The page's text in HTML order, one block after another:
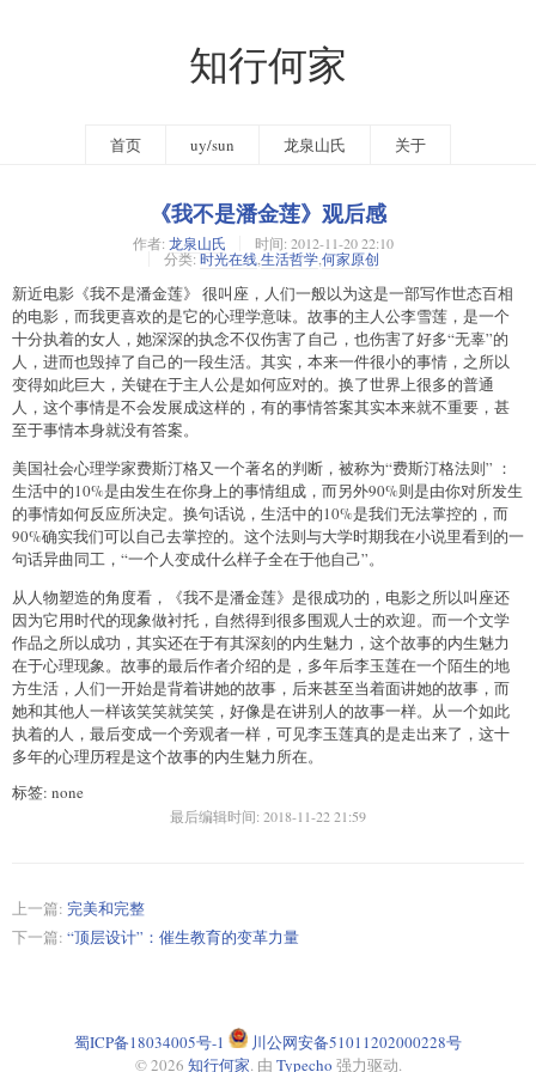
知行何家
首页 uy/sun 龙泉山氏 关于
《我不是潘金莲》观后感
作者: 龙泉山氏 时间: 2012-11-20 22:10
分类: 时光在线,生活哲学,何家原创
新近电影《我不是潘金莲》 很叫座，人们一般以为这是一部写作世态百相
的电影，而我更喜欢的是它的心理学意味。故事的主人公李雪莲，是一个
十分执着的女人，她深深的执念不仅伤害了自己，也伤害了好多“无辜”的
人，进而也毁掉了自己的一段生活。其实，本来一件很小的事情，之所以
变得如此巨大，关键在于主人公是如何应对的。换了世界上很多的普通
人，这个事情是不会发展成这样的，有的事情答案其实本来就不重要，甚
至于事情本身就没有答案。
美国社会心理学家费斯汀格又一个著名的判断，被称为“费斯汀格法则” ：
生活中的10%是由发生在你身上的事情组成，而另外90%则是由你对所发生
的事情如何反应所决定。换句话说，生活中的10%是我们无法掌控的，而
90%确实我们可以自己去掌控的。这个法则与大学时期我在小说里看到的一
句话异曲同工，“一个人变成什么样子全在于他自己”。
从人物塑造的角度看，《我不是潘金莲》是很成功的，电影之所以叫座还
因为它用时代的现象做衬托，自然得到很多围观人士的欢迎。而一个文学
作品之所以成功，其实还在于有其深刻的内生魅力，这个故事的内生魅力
在于心理现象。故事的最后作者介绍的是，多年后李玉莲在一个陌生的地
方生活，人们一开始是背着讲她的故事，后来甚至当着面讲她的故事，而
她和其他人一样该笑笑就笑笑，好像是在讲别人的故事一样。从一个如此
执着的人，最后变成一个旁观者一样，可见李玉莲真的是走出来了，这十
多年的心理历程是这个故事的内生魅力所在。
标签: none
最后编辑时间: 2018-11-22 21:59
上一篇: 完美和完整
下一篇: “顶层设计”：催生教育的变革力量
蜀ICP备18034005号-1
川公网安备51011202000228号
© 2026 知行何家. 由 Typecho 强力驱动.